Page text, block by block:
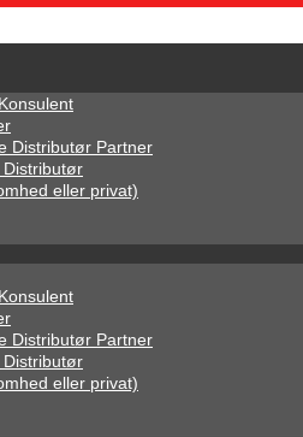
Distributør Partner
Distributør
eller privat)
Distributør Partner
Distributør
eller privat)